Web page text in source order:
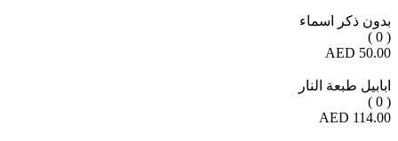
بدون ذكر اسماء
( 0 )
50.00 AED
ابابيل طبعة النار
( 0 )
114.00 AED